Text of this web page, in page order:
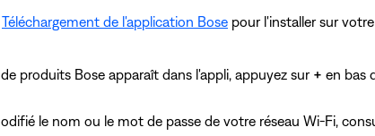
Téléchargement de l'application Bose pour l'installer sur
de produits Bose apparaît dans l'appli, appuyez sur + en bas
le nom ou le mot de passe de votre réseau Wi-Fi,